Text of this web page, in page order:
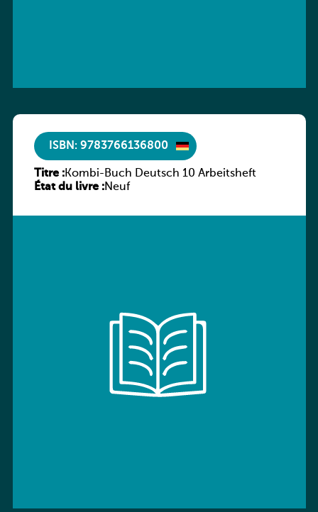
ISBN: 9783766136800
Titre :Kombi-Buch Deutsch 10 Arbeitsheft
État du livre :Neuf